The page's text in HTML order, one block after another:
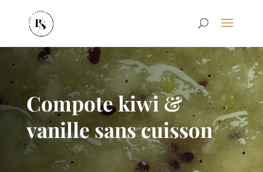
Compote kiwi &
vanille sans cuisson